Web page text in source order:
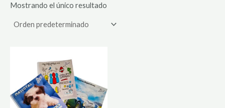
Mostrando el único resultado